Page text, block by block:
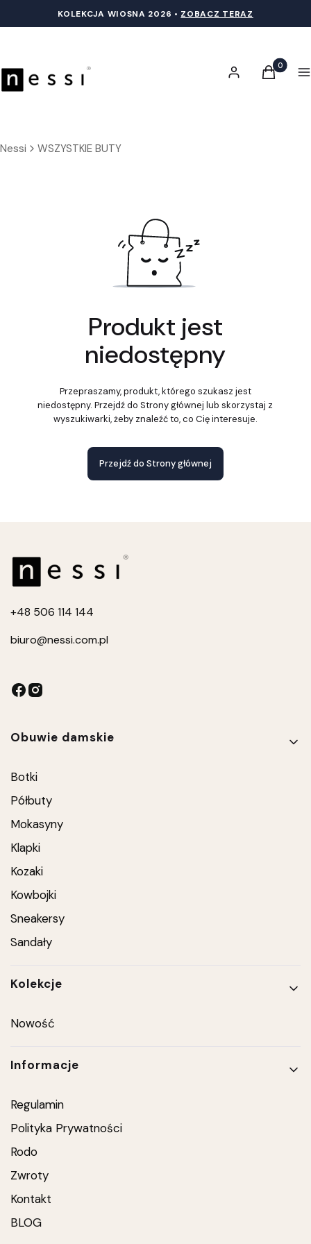
KOLEKCJA WIOSNA 2026 • ZOBACZ TERAZ
Zaloguj sięProdukty
Koszyk
Nessi WSZYSTKIE BUTY
Produkt jest
niedostępny
Przepraszamy, produkt, którego szukasz jest
niedostępny. Przejdź do Strony głównej lub skorzystaj z
wyszukiwarki, żeby znaleźć to, co Cię interesuje.
Przejdź do Strony głównej
+48 506 114 144
biuro@nessi.com.pl
Linki w stopce
Obuwie damskie
Botki
Półbuty
Mokasyny
Klapki
Kozaki
Kowbojki
Sneakersy
Sandały
Kolekcje
Nowość
Informacje
Regulamin
Polityka Prywatności
Rodo
Zwroty
Kontakt
BLOG